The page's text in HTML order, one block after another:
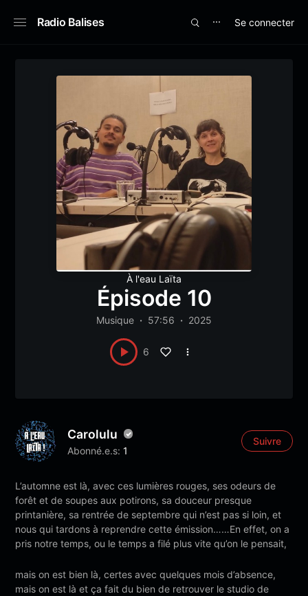
Radio Balises ⋯ Se connecter
À l'eau Laïta
Épisode 10
Musique 57:56 2025
6
Carolulu
Abonné.e.s: 1
Suivre
L’automne est là, avec ces lumières rouges, ses odeurs de
forêt et de soupes aux potirons, sa douceur presque
printanière, sa rentrée de septembre qui n’est pas si loin, et
nous qui tardons à reprendre cette émission……En effet, on a
pris notre temps, ou le temps a filé plus vite qu’on le pensait,
mais on est bien là, certes avec quelques mois d’absence,
mais on est là et ça fait du bien de retrouver le studio de